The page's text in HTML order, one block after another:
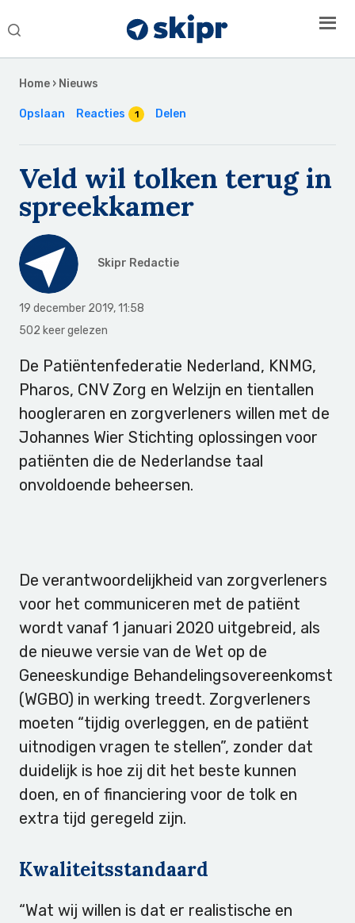
Search
Home › Nieuws
Opslaan Reacties 1 Delen
Veld wil tolken terug in
spreekkamer
Skipr Redactie
19 december 2019,11:58
502 keer gelezen
De Patiëntenfederatie Nederland, KNMG,
Pharos, CNV Zorg en Welzijn en tientallen
hoogleraren en zorgverleners willen met de
Johannes Wier Stichting oplossingen voor
patiënten die de Nederlandse taal
onvoldoende beheersen.
De verantwoordelijkheid van zorgverleners
voor het communiceren met de patiënt
wordt vanaf 1 januari 2020 uitgebreid, als
de nieuwe versie van de Wet op de
Geneeskundige Behandelingsovereenkomst
(WGBO) in werking treedt. Zorgverleners
moeten “tijdig overleggen, en de patiënt
uitnodigen vragen te stellen”, zonder dat
duidelijk is hoe zij dit het beste kunnen
doen, en of financiering voor de tolk en
extra tijd geregeld zijn.
Kwaliteitsstandaard
“Wat wij willen is dat er realistische en
Sidebar